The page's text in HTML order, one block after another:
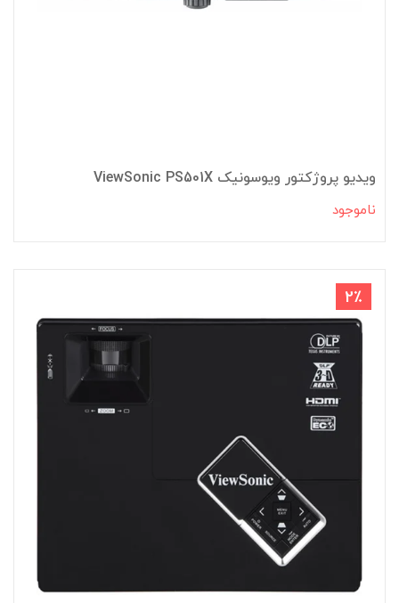
ویدیو پروژکتور ویوسونیک ViewSonic PS501X
ناموجود
2٪